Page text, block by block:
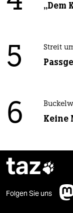
„Dem
5 Streit
6 Keine
taz
Folgen Sie uns